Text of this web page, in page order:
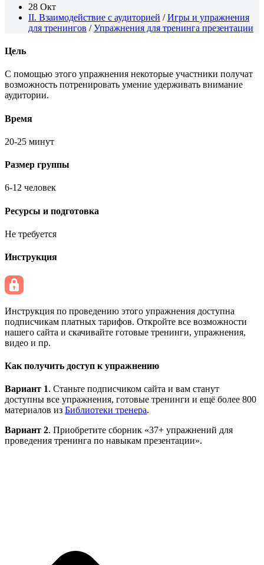
28 Окт
II. Взаимодействие с аудиторией /Игры и упражнения
для тренингов /Упражнения для тренинга презентации
Цель
С помощью этого упражнения некоторые участники получат
возможность потренировать умение удерживать внимание
аудитории.
Время
20-25 минут
Размер группы
6-12 человек
Ресурсы и подготовка
Не требуется
Инструкция
Инструкция по проведению этого упражнения доступна
подписчикам платных тарифов. Откройте все возможности
нашего сайта и скачивайте готовые тренинги, упражнения,
видео и пр.
Как получить доступ к упражнению
Вариант 1. Станьте подписчиком сайта и вам станут
доступны все упражнения, готовые тренинги и ещё более 800
материалов из Библиотеки тренера.
Вариант 2. Приобретите сборник «37+ упражнений для
проведения тренинга по навыкам презентации».